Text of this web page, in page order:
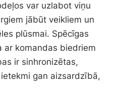
var uzlabot viņu
jābūt veikliem un
plūsmai. Spēcīgas
ar komandas biedriem
ir sinhronizētas,
gan aizsardzībā,